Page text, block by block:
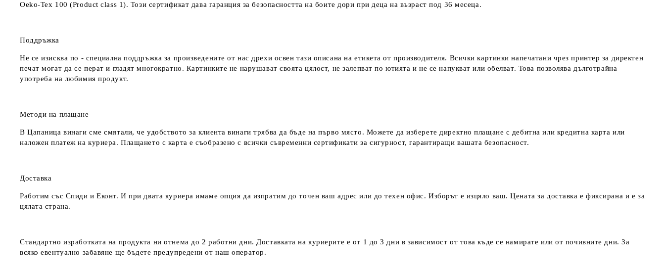
Oeko-Tex 100 (Product class 1). Този сертификат дава гаранция за безопасността на боите дори при деца на възраст под 36 месеца.
Поддръжка
Не се изисква по - специална поддръжка за произведените от нас дрехи освен тази описана на етикета от производителя. Всички картинки напечатани чрез принтер за директен
печат могат да се перат и гладят многократно. Картинките не нарушават своята цялост, не залепват по ютията и не се напукват или обелват. Това позволява дълготрайна
употреба на любимия продукт.
Методи на плащане
В Цапаница винаги сме смятали, че удобството за клиента винаги трябва да бъде на първо място. Можете да изберете директно плащане с дебитна или кредитна карта или
наложен платеж на куриера. Плащането с карта е съобразено с всички съвременни сертификати за сигурност, гарантиращи вашата безопасност.
Доставка
Работим със Спиди и Еконт. И при двата куриера имаме опция да изпратим до точен ваш адрес или до техен офис. Изборът е изцяло ваш. Цената за доставка е фиксирана и е за
цялата страна.
Стандартно изработката на продукта ни отнема до 2 работни дни. Доставката на куриерите е от 1 до 3 дни в зависимост от това къде се намирате или от почивните дни. За
всяко евентуално забавяне ще бъдете предупредени от наш оператор.